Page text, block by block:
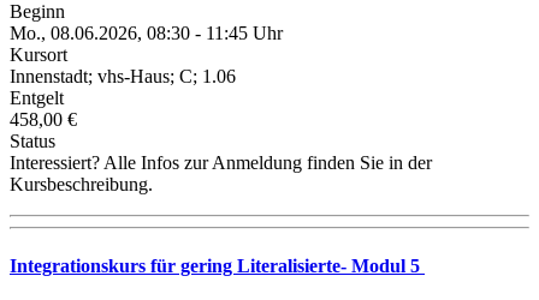
Beginn
Mo., 08.06.2026, 08:30 - 11:45 Uhr
Kursort
Innenstadt; vhs-Haus; C; 1.06
Entgelt
458,00 €
Status
Interessiert? Alle Infos zur Anmeldung finden Sie in der
Kursbeschreibung.
Integrationskurs für gering Literalisierte- Modul 5